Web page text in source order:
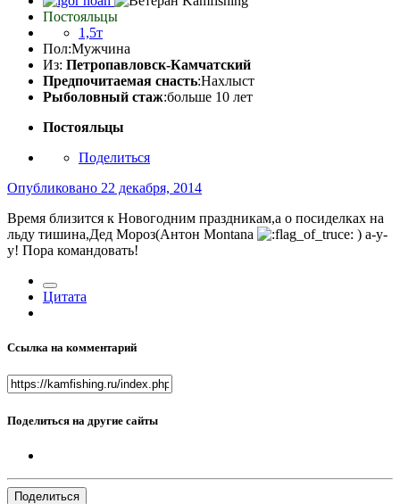
Постояльцы
1,5т
Пол:Мужчина
Из: Петропавловск-Камчатский
Предпочитаемая снасть:Нахлыст
Рыболовный стаж:больше 10 лет
Постояльцы
Поделиться
Опубликовано 22 декабря, 2014
Время близится к Новогодним праздникам,а о посиделках на
льду тишина,Дед Мороз(Антон Montana
) а-у-
у! Пора командовать!
Цитата
Ссылка на комментарий
Поделиться на другие сайты
Поделиться